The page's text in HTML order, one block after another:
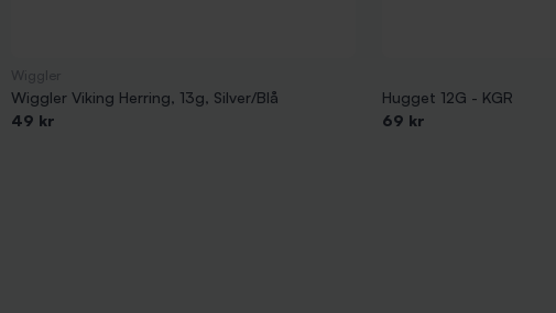
Wiggler Viking Herring, 13g, Silver/Blå
49 kr
Hugget 12G - KGR
69 kr